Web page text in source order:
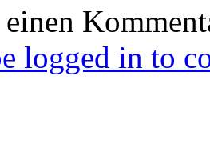
logged in to